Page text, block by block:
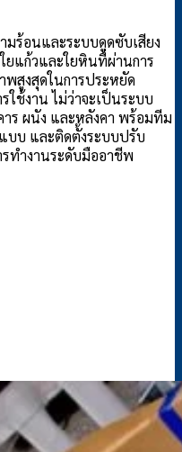
มร้อนและระบบดูดซับเสียง
แก้วและใยหินที่ผ่านการ
พสูงสุดในการประหยัด
ช้งาน ไม่ว่าจะเป็นระบบ
าร ผนัง และหลังคา พร้อมทีม
บบ และติดตั้งระบบปรับ
รทำงานระดับมืออาชีพ